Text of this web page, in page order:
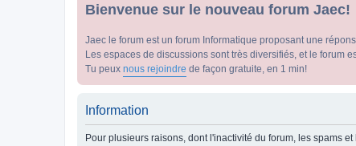
Bienvenue sur le nouveau forum Jaec!
Jaec le forum est un forum Informatique proposant une
Les espaces de discussions sont très diversifiés, et le forum
Tu peux nous rejoindre de façon gratuite, en 1 min!
Information
Pour plusieurs raisons, dont l'inactivité du forum, les spams